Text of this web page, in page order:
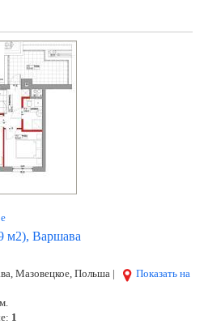
м2), Варшава
Мазовецкое, Польша |
Показать на
1